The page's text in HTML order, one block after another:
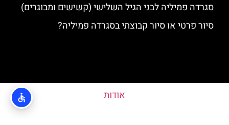
סגרדה פמיליה לבני הגיל השלישי (קשישים ומבוגרים)
סיור פרטי או סיור קבוצתי בסגרדה פמיליה?
אודות